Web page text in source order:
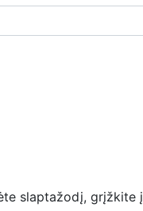
slaptažodį, grįžkite į